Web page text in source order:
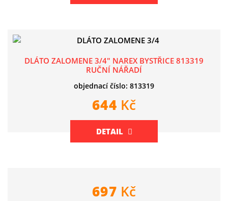
DLÁTO ZALOMENE 3/4" NAREX BYSTŘICE 813319
RUČNÍ NÁŘADÍ
objednací číslo: 813319
644 Kč
DETAIL
697 Kč